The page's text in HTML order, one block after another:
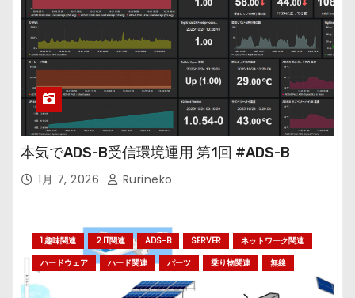
本気でADS-B受信環境運用 第1回 #ADS-B
1月 7, 2026 Rurineko
1.趣味関連 2.IT関連 ADS-B SERVER
ネットワーク関連
ハードウェア
ハード関連 パーツ 乗り物関連 無線